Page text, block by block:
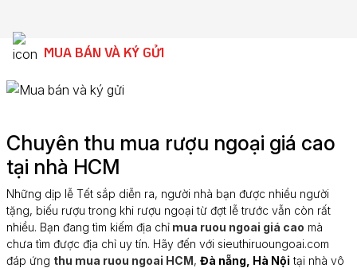
MUA BÁN VÀ KÝ GỬI
Chuyên thu mua rượu ngoại giá cao
tại nhà HCM
Những dịp lễ Tết sắp diễn ra, người nhà bạn được nhiều người
tặng, biếu rượu trong khi rượu ngoại từ đợt lễ trước vẫn còn rất
nhiều. Bạn đang tìm kiếm địa chỉ mua ruou ngoai giá cao mà
chưa tìm được địa chỉ uy tín. Hãy đến với sieuthiruoungoai.com
đáp ứng thu mua ruou ngoai HCM, Đà nẵng, Hà Nội tại nhà vô